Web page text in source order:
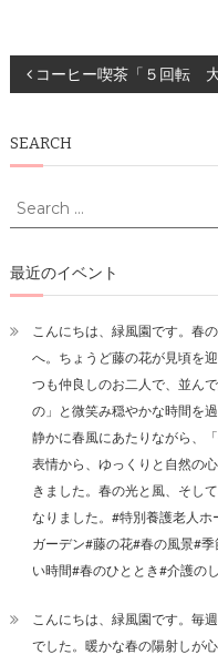
投
ナ
ビ
ゲ
ー
ョ
ン
コーヒー喫茶「５回転 大
SEARCH
Search
for:
最近のイベント
こんにちは、緑風園です。春
へ。ちょうど藤の花が見頃を
つも仲良しのお二人で、並ん
の」と微笑み穏やかな時間を
静かに春風にあたりながら、
表情から、ゆっくりと自然の
きました。春の光と風、そし
なりました。#特別養護老人
ガーデン#藤の花#春の風景#
い時間#春のひととき#介護の
こんにちは、緑風園です。毎
でした。暖かな春の陽射しが